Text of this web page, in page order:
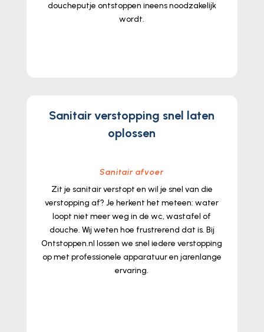
doucheputje ontstoppen ineens noodzakelijk
wordt.​
Sanitair verstopping snel laten
oplossen
Sanitair afvoer
Zit je sanitair verstopt en wil je snel van die
verstopping af? Je herkent het meteen: water
loopt niet meer weg in de wc, wastafel of
douche.​ Wij weten hoe frustrerend dat is.​ Bij
Ontstoppen.​nl lossen we snel iedere verstopping
op met professionele apparatuur en jarenlange
ervaring.​